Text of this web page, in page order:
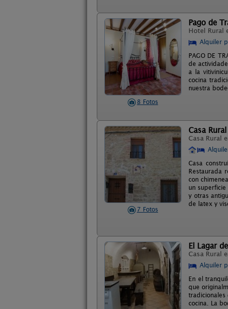
8 Fotos
Pago de
Hotel Rural
Alquiler
PAGO DE
de
a la
cocina
nuestra
7 Fotos
Casa
Casa Rural
Casa
Restaurada
con
un
y otras
de latex y
El Lagar
Casa Rural
Alquiler
En el
que
tradicionales
cocina. La